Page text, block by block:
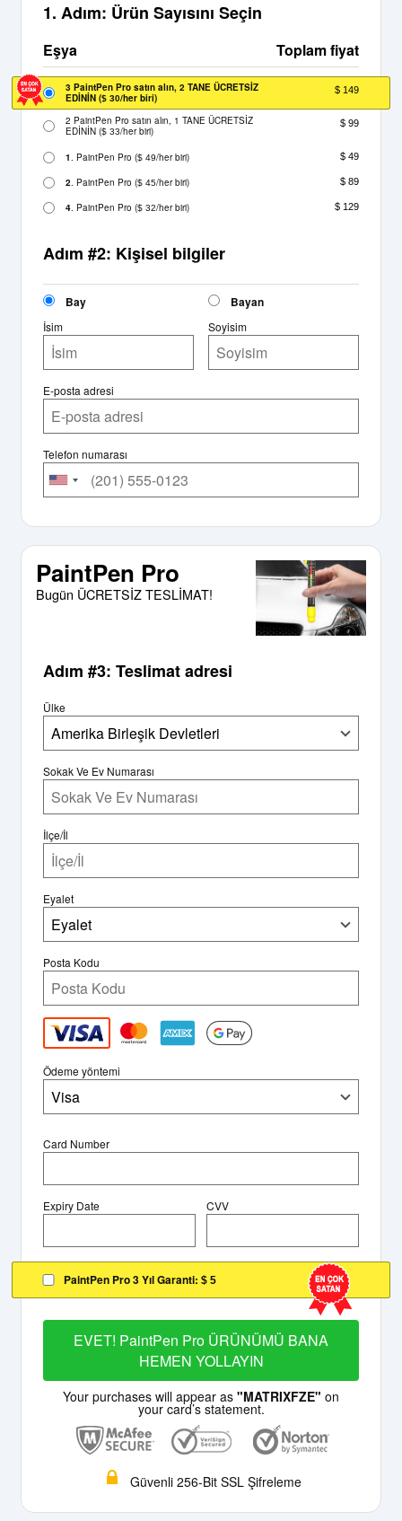
1. Adım: Ürün Sayısını Seçin
Eşya Toplam fiyat
3 PaintPen Pro satın alın, 2 TANE ÜCRETSİZ
EDİNİN ($ 30/her biri)
$ 149
2 PaintPen Pro satın alın, 1 TANE ÜCRETSİZ
EDİNİN ($ 33/her biri)
$ 99
1 . PaintPen Pro ($ 49/her biri) $ 49
2 . PaintPen Pro ($ 45/her biri) $ 89
4 . PaintPen Pro ($ 32/her biri) $ 129
Adım #2: Kişisel bilgiler
Bay Bayan
İsim Soyisim
E-posta adresi
Telefon numarası
PaintPen Pro
Bugün ÜCRETSİZ TESLİMAT!
Adım #3: Teslimat adresi
Amerika Birleşik Devletleri
Ülke
Sokak Ve Ev Numarası
İlçe/İl
Eyalet
Eyalet
Posta Kodu
Ödeme yöntemi
Visa
Card Number
Expiry Date CVV
PaintPen Pro 3 Yıl Garanti: $ 5
EVET! PaintPen Pro ÜRÜNÜMÜ BANA
HEMEN YOLLAYIN
Your purchases will appear as "MATRIXFZE" on
your card’s statement.
Güvenli 256-Bit SSL Şifreleme